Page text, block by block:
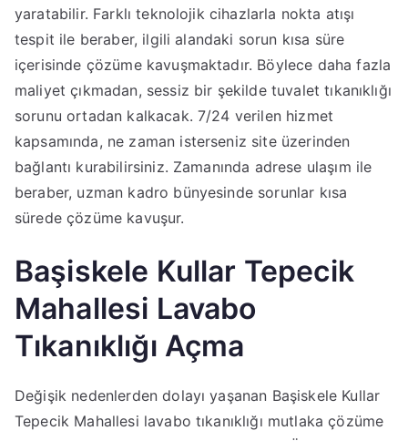
yaratabilir. Farklı teknolojik cihazlarla nokta atışı
tespit ile beraber, ilgili alandaki sorun kısa süre
içerisinde çözüme kavuşmaktadır. Böylece daha fazla
maliyet çıkmadan, sessiz bir şekilde tuvalet tıkanıklığı
sorunu ortadan kalkacak. 7/24 verilen hizmet
kapsamında, ne zaman isterseniz site üzerinden
bağlantı kurabilirsiniz. Zamanında adrese ulaşım ile
beraber, uzman kadro bünyesinde sorunlar kısa
sürede çözüme kavuşur.
Başiskele Kullar Tepecik
Mahallesi Lavabo
Tıkanıklığı Açma
Değişik nedenlerden dolayı yaşanan Başiskele Kullar
Tepecik Mahallesi lavabo tıkanıklığı mutlaka çözüme